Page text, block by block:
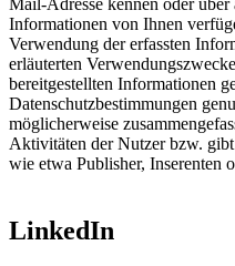
Informationen von Ihnen
Verwendung der erfassten
erläuterten
bereitgestellten Informationen
Datenschutzbestimmungen
möglicherweise
Aktivitäten der Nutzer bzw.
wie etwa Publisher, Inserenten
LinkedIn